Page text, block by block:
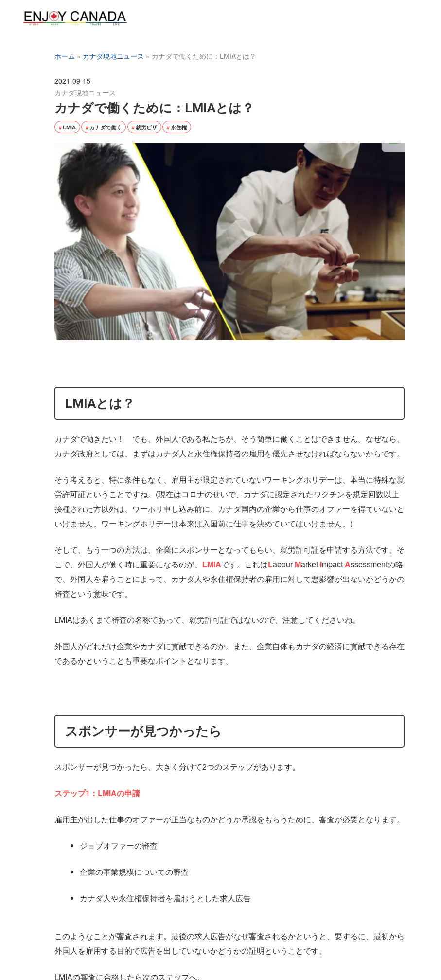
ホーム » カナダ現地ニュース » カナダで働くために：LMIAとは？
2021-09-15
カナダ現地ニュース
カナダで働くために：LMIAとは？
LMIA カナダで働く 就労ビザ 永住権
LMIAとは？
カナダで働きたい！ でも、外国人である私たちが、そう簡単に働くことはできません。なぜなら、
カナダ政府としては、まずはカナダ人と永住権保持者の雇用を優先させなければならないからです。
そう考えると、特に条件もなく、雇用主が限定されていないワーキングホリデーは、本当に特殊な就
労許可証ということですね。(現在はコロナのせいで、カナダに認定されたワクチンを規定回数以上
接種された方以外は、ワーホリ申し込み前に、カナダ国内の企業から仕事のオファーを得ていないと
いけません。ワーキングホリデーは本来は入国前に仕事を決めていてはいけません。)
そして、もう一つの方法は、企業にスポンサーとなってもらい、就労許可証を申請する方法です。そ
こで、外国人が働く時に重要になるのが、 LMIAです。これはLabourMarket ImpactAssessmentの略
で、外国人を雇うことによって、カナダ人や永住権保持者の雇用に対して悪影響が出ないかどうかの
審査という意味です。
LMIAはあくまで審査の名称であって、就労許可証ではないので、注意してくださいね。
外国人がどれだけ企業やカナダに貢献できるのか。また、企業自体もカナダの経済に貢献できる存在
であるかということも重要なポイントとなります。
スポンサーが見つかったら
スポンサーが見つかったら、大きく分けて2つのステップがあります。
ステップ1：LMIAの申請
雇用主が出した仕事のオファーが正当なものかどうか承認をもらうために、審査が必要となります。
ジョブオファーの審査
企業の事業規模についての審査
カナダ人や永住権保持者を雇おうとした求人広告
このようなことが審査されます。最後の求人広告がなぜ審査されるかというと、要するに、最初から
外国人を雇用する目的で広告を出していないかどうかの証明ということです。
LMIAの審査に合格したら次のステップへ。